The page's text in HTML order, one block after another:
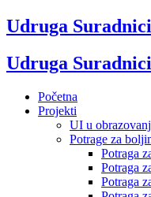
Udruga
Udruga
Početna
Projekti
UI u
Potrage za
Potraga
Potraga
Potraga